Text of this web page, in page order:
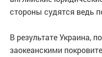
стороны судятся ведь
В результате Украина,
заокеанскими